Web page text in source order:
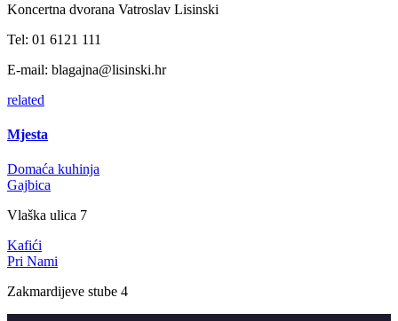
Koncertna dvorana Vatroslav Lisinski
Tel: 01 6121 111
E-mail: blagajna@lisinski.hr
related
Mjesta
Domaća kuhinja
Gajbica
Vlaška ulica 7
Kafići
Pri Nami
Zakmardijeve stube 4